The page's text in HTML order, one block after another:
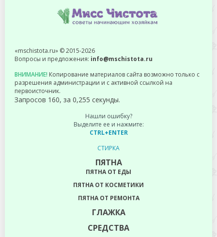
«mschistota.ru» © 2015-2026
Вопросы и предложения: info@mschistota.ru
ВНИМАНИЕ! Копирование материалов сайта возможно только с
разрешения администрации и с активной ссылкой на
первоисточник.
Запросов 160, за 0,255 секунды.
Нашли ошибку?
Выделите ее и нажмите:
CTRL+ENTER
СТИРКА
ПЯТНА
ПЯТНА ОТ ЕДЫ
ПЯТНА ОТ КОСМЕТИКИ
ПЯТНА ОТ РЕМОНТА
ГЛАЖКА
СРЕДСТВА